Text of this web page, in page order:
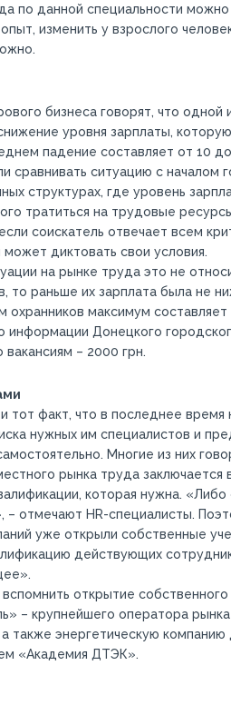
по данной специальности
изменить у взрослого
бизнеса говорят, что одной
уровня зарплаты,
падение составляет от 10
сравнивать ситуацию с началом
структурах, где уровень
тратиться на трудовые
соискатель отвечает всем
диктовать свои условия.
на рынке труда это не
то раньше их зарплата была не
охранников максимум
информации Донецкого
вакансиям – 2000 грн.
тот факт, что в последнее время
нужных им специалистов и
Многие из них
рынка труда заключается
которая нужна. «Либо
– отмечают HR-специалисты.
уже открыли собственные
действующих
открытие собственного
– крупнейшего оператора
также энергетическую
«Академия ДТЭК».